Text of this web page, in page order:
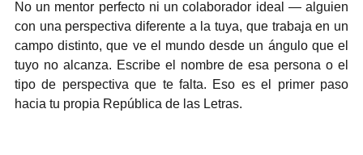
No un mentor perfecto ni un colaborador ideal — alguien
con una perspectiva diferente a la tuya, que trabaja en un
campo distinto, que ve el mundo desde un ángulo que el
tuyo no alcanza. Escribe el nombre de esa persona o el
tipo de perspectiva que te falta. Eso es el primer paso
hacia tu propia República de las Letras.